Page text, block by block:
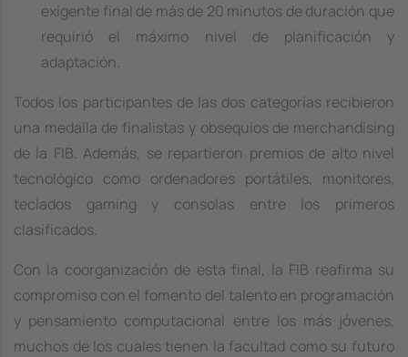
exigente final de más de 20 minutos de duración que
requirió el máximo nivel de planificación y
adaptación.
Todos los participantes de las dos categorías recibieron
una medalla de finalistas y obsequios de merchandising
de la FIB. Además, se repartieron premios de alto nivel
tecnológico como ordenadores portátiles, monitores,
teclados gaming y consolas entre los primeros
clasificados.
Con la coorganización de esta final, la FIB reafirma su
compromiso con el fomento del talento en programación
y pensamiento computacional entre los más jóvenes,
muchos de los cuales tienen la facultad como su futuro